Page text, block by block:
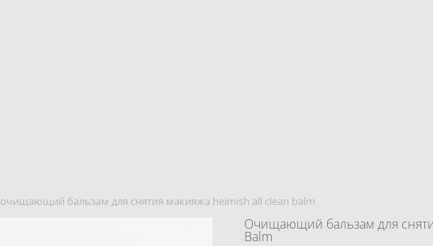
очищающий бальзам для снятия макияжа heimish all clean balm
Очищающий бальзам для
Balm